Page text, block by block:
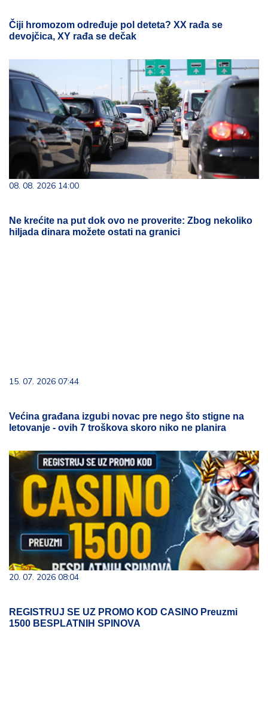
Čiji hromozom određuje pol deteta? XX rađa se
devojčica, XY rađa se dečak
08. 08. 2026 14:00
Ne krećite na put dok ovo ne proverite: Zbog nekoliko
hiljada dinara možete ostati na granici
15. 07. 2026 07:44
Većina građana izgubi novac pre nego što stigne na
letovanje - ovih 7 troškova skoro niko ne planira
20. 07. 2026 08:04
REGISTRUJ SE UZ PROMO KOD CASINO Preuzmi
1500 BESPLATNIH SPINOVA